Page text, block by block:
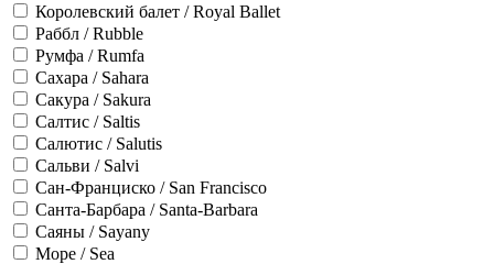
Королевский балет / Royal Ballet
Раббл / Rubble
Румфа / Rumfa
Сахара / Sahara
Сакура / Sakura
Салтис / Saltis
Салютис / Salutis
Сальви / Salvi
Сан-Франциско / San Francisco
Санта-Барбара / Santa-Barbara
Саяны / Sayany
Море / Sea